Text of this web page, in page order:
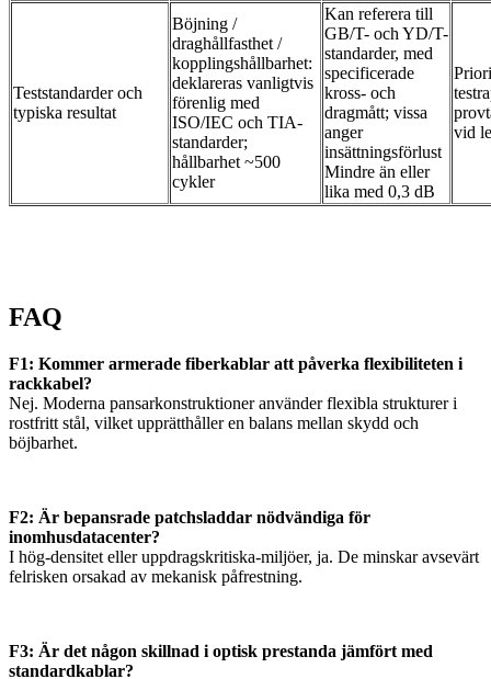
Teststandarder och
typiska resultat
Böjning /
draghållfasthet /
kopplingshållbarhet:
deklareras vanligtvis
förenlig med
ISO/IEC och TIA-
standarder;
hållbarhet ~500
cykler
Kan referera till
GB/T- och YD/T-
standarder, med
specificerade
kross- och
dragmått; vissa
anger
insättningsförlust
Mindre än eller
lika med 0,3 dB
vid
FAQ
F1: Kommer armerade fiberkablar att påverka flexibiliteten i
rackkabel?
Nej. Moderna pansarkonstruktioner använder flexibla strukturer i
rostfritt stål, vilket upprätthåller en balans mellan skydd och
böjbarhet.
F2: Är bepansrade patchsladdar nödvändiga för
inomhusdatacenter?
I hög-densitet eller uppdragskritiska-miljöer, ja. De minskar avsevärt
felrisken orsakad av mekanisk påfrestning.
F3: Är det någon skillnad i optisk prestanda jämfört med
standardkablar?